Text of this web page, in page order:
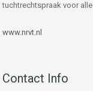
tuchtrechtspraak voor
www.nrvt.nl
Contact Info